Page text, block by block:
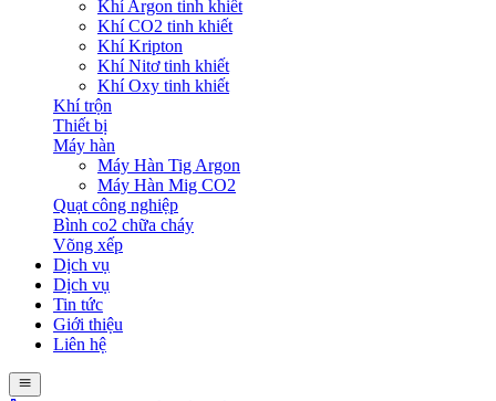
Khí Argon tinh khiết
Khí CO2 tinh khiết
Khí Kripton
Khí Nitơ tinh khiết
Khí Oxy tinh khiết
Khí trộn
Thiết bị
Máy hàn
Máy Hàn Tig Argon
Máy Hàn Mig CO2
Quạt công nghiệp
Bình co2 chữa cháy
Võng xếp
Dịch vụ
Dịch vụ
Tin tức
Giới thiệu
Liên hệ